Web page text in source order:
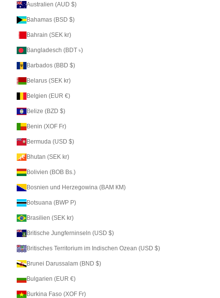
Australien (AUD $)
Bahamas (BSD $)
Bahrain (SEK kr)
Bangladesch (BDT ৳)
Barbados (BBD $)
Belarus (SEK kr)
Belgien (EUR €)
Belize (BZD $)
Benin (XOF Fr)
Bermuda (USD $)
Bhutan (SEK kr)
Bolivien (BOB Bs.)
Bosnien und Herzegowina (BAM КМ)
Botsuana (BWP P)
Brasilien (SEK kr)
Britische Jungferninseln (USD $)
Britisches Territorium im Indischen Ozean (USD $)
Brunei Darussalam (BND $)
Bulgarien (EUR €)
Burkina Faso (XOF Fr)